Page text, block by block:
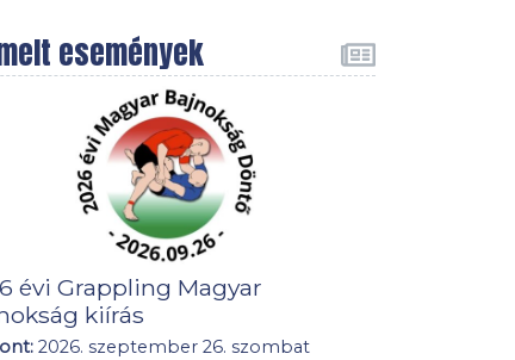
események
évi Grappling Magyar
kiírás
2026. szeptember 26. szombat